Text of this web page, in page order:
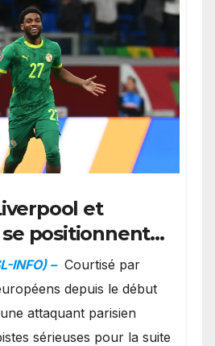
et
positionnent
recruter
INFO) – Courtisé par
depuis le début
attaquant parisien
sérieuses pour la suite